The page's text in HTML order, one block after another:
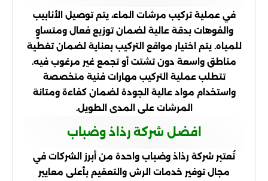
في عملية تركيب مرشات الماء، يتم توصيل الأنابيب
والفوهات بدقة عالية لضمان توزيع فعال ومتساوٍ
للمياه. يتم اختيار مواقع التركيب بعناية لضمان تغطية
مناطق واسعة دون تشتت أو تجمع غير مرغوب فيه.
تتطلب عملية التركيب مهارات فنية متخصصة
واستخدام مواد عالية الجودة لضمان كفاءة ومتانة
المرشات على المدى الطويل.
افضل شركة رذاذ وضباب
تُعتبر شركة رذاذ وضباب واحدة من أبرز الشركات في
مجال توفير خدمات الرش والتعقيم بأعلى معايير